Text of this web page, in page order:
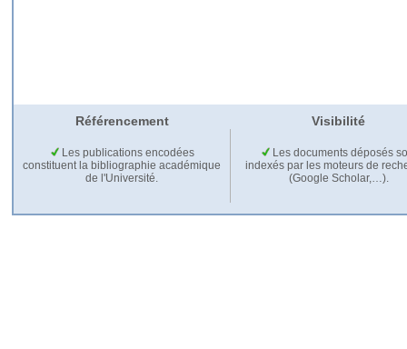
Référencement Visibilité
Les publications encodées
constituent la bibliographie académique
de l'Université.
Les documents déposés
indexés par les moteurs de
(Google Scholar,…).